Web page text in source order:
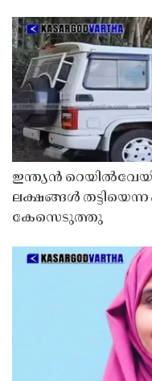
ഇന്ത്യൻ
ലക്ഷങ്ങൾ
കേസെടുത്തു